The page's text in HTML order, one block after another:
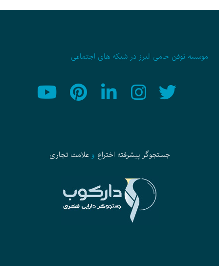
موسسه نوفن حامی البرز در شبکه های اجتماعی
جستجوگر پیشرفته اختراع وعلامت تجاری